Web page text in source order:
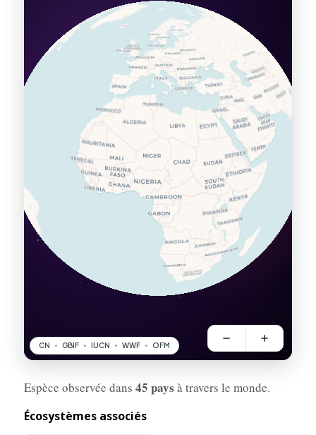
Espèce observée dans 45 pays à travers le monde.
Écosystèmes associés